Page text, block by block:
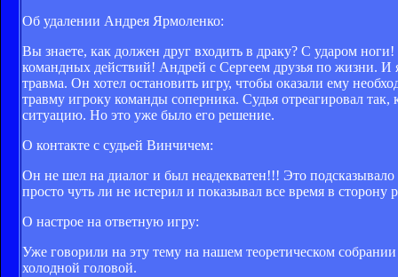
Об удалении Андрея Ярмоленко:
Вы знаете, как должен друг входить в драку? С ударом
командных действий! Андрей с Сергеем друзья по жизни. И
травма. Он хотел остановить игру, чтобы оказали ему
травму игроку команды соперника. Судья отреагировал
ситуацию. Но это уже было его решение.
О контакте с судьей Винчичем:
Он не шел на диалог и был неадекватен!!! Это
просто чуть ли не истерил и показывал все время в сторону
О настрое на ответную игру:
Уже говорили на эту тему на нашем теоретическом
холодной головой.